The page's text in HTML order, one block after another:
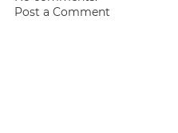
Post a Comment